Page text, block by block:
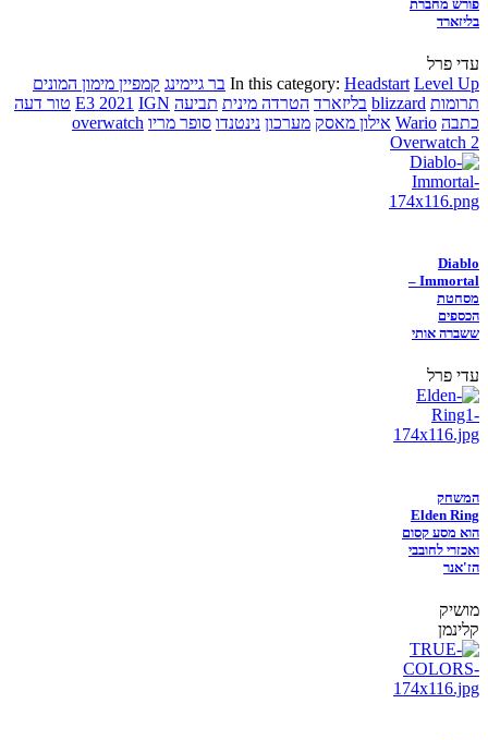
פורש מחברת
בליזארד
עדי פרל
In this category: Headstart Level Up בר גיימינג קמפיין מימון המונים
תרומות blizzard בליזארד הטרדה מינית תביעה E3 2021 IGN
טור דעה
כתבה Wario אילון מאסק מערכון נינטנדו סופר מריו overwatch
Overwatch 2
Diablo
Immortal –
מסחטת
הכספים
ששברה אותי
עדי פרל
המשחק
Elden Ring
הוא מסע קסום
ואכזרי לחובבי
הז'אנר
מושיק
קלינמן